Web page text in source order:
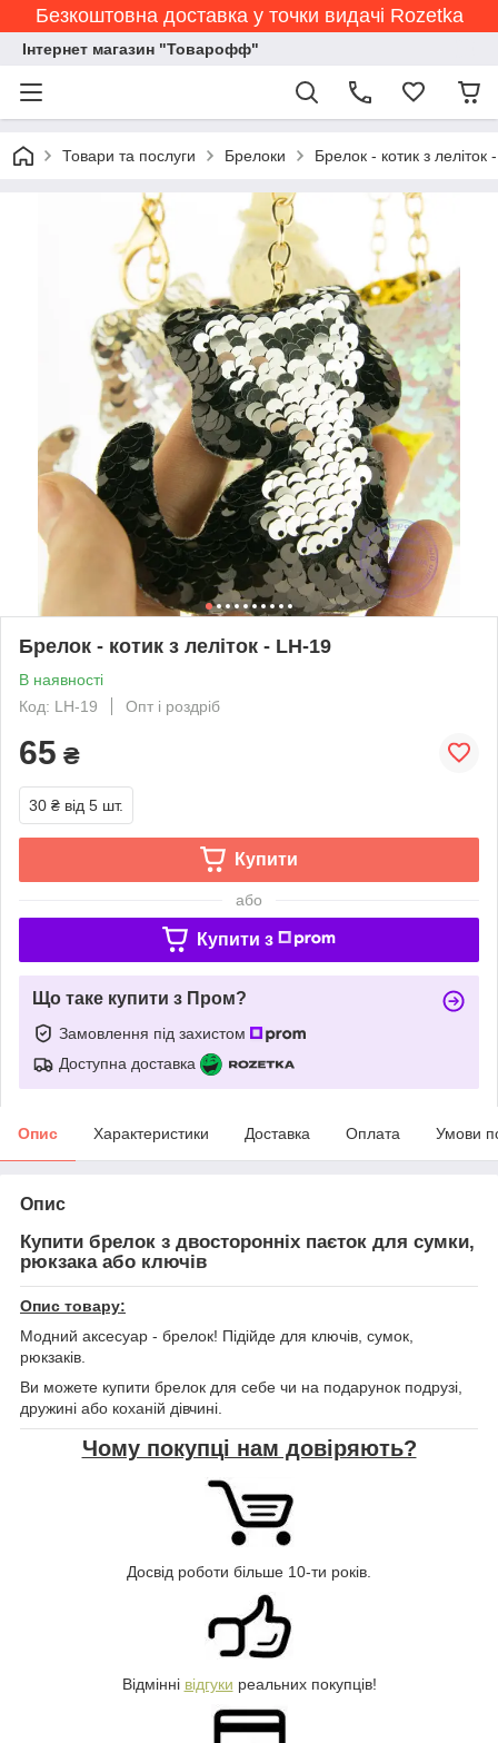
Безкоштовна доставка у точки видачі Rozetka
Інтернет магазин "Товарофф"
Товари та послуги Брелоки Брелок - котик з леліток
Брелок - котик з леліток - LH-19
В наявності
Код: LH-19
Опт і роздріб
65 ₴
30 ₴ від 5 шт.
Купити
або
Купити з
Що таке купити з Пром?
Замовлення під захистом
Доступна доставка
Опис Характеристики Доставка Оплата Умови
Опис
Купити брелок з двосторонніх паєток для сумки,
рюкзака або ключів
Опис товару:
Модний аксесуар - брелок! Підійде для ключів, сумок,
рюкзаків.
Ви можете купити брелок для себе чи на подарунок подрузі,
дружині або коханій дівчині.
Чому покупці нам довіряють?
Досвід роботи більше 10-ти років.
Відмінні відгуки реальних покупців!